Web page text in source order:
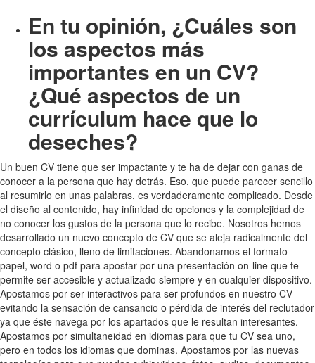
En tu opinión, ¿Cuáles son
los aspectos más
importantes en un CV?
¿Qué aspectos de un
currículum hace que lo
deseches?
Un buen CV tiene que ser impactante y te ha de dejar con ganas de
conocer a la persona que hay detrás. Eso, que puede parecer sencillo
al resumirlo en unas palabras, es verdaderamente complicado. Desde
el diseño al contenido, hay infinidad de opciones y la complejidad de
no conocer los gustos de la persona que lo recibe. Nosotros hemos
desarrollado un nuevo concepto de CV que se aleja radicalmente del
concepto clásico, lleno de limitaciones. Abandonamos el formato
papel, word o pdf para apostar por una presentación on-line que te
permite ser accesible y actualizado siempre y en cualquier dispositivo.
Apostamos por ser interactivos para ser profundos en nuestro CV
evitando la sensación de cansancio o pérdida de interés del reclutador
ya que éste navega por los apartados que le resultan interesantes.
Apostamos por simultaneidad en idiomas para que tu CV sea uno,
pero en todos los idiomas que dominas. Apostamos por las nuevas